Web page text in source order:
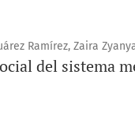
Ramírez, Zaira
del sistema